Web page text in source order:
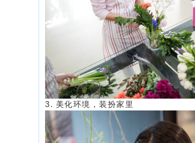
3. 美化环境， 装扮家里